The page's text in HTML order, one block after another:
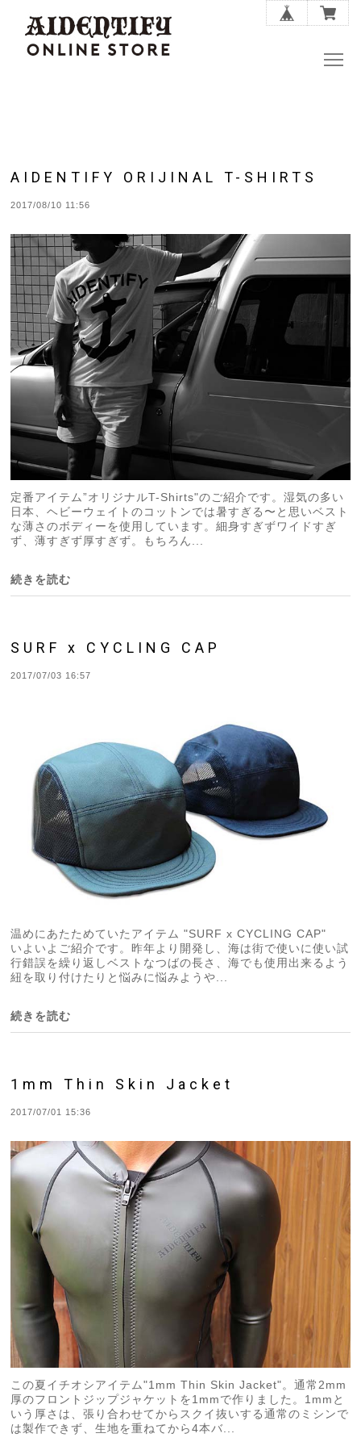
AIDENTIFY ORIJINAL T-SHIRTS
2017/08/10 11:56
定番アイテム”オリジナルT-Shirts"のご紹介です。湿気の多い
日本、ヘビーウェイトのコットンでは暑すぎる〜と思いベスト
な薄さのボディーを使用しています。細身すぎずワイドすぎ
ず、薄すぎず厚すぎず。もちろん...
続きを読む
SURF x CYCLING CAP
2017/07/03 16:57
温めにあたためていたアイテム "SURF x CYCLING CAP"
いよいよご紹介です。昨年より開発し、海は街で使いに使い試
行錯誤を繰り返しベストなつばの長さ、海でも使用出来るよう
紐を取り付けたりと悩みに悩みようや...
続きを読む
1mm Thin Skin Jacket
2017/07/01 15:36
この夏イチオシアイテム"1mm Thin Skin Jacket"。通常2mm
厚のフロントジップジャケットを1mmで作りました。1mmと
いう厚さは、張り合わせてからスクイ抜いする通常のミシンで
は製作できず、生地を重ねてから4本バ...